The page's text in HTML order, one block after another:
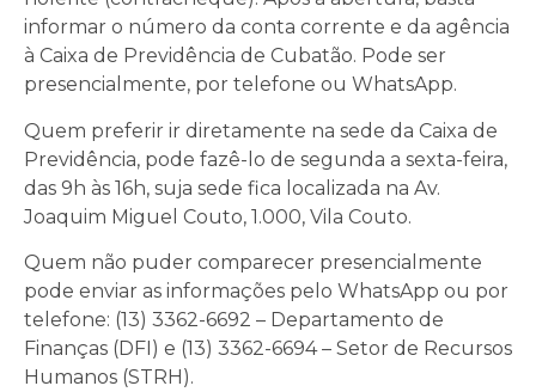
informar o número da conta corrente e da agência
à Caixa de Previdência de Cubatão. Pode ser
presencialmente, por telefone ou WhatsApp.
Quem preferir ir diretamente na sede da Caixa de
Previdência, pode fazê-lo de segunda a sexta-feira,
das 9h às 16h, suja sede fica localizada na Av.
Joaquim Miguel Couto, 1.000, Vila Couto.
Quem não puder comparecer presencialmente
pode enviar as informações pelo WhatsApp ou por
telefone: (13) 3362-6692 – Departamento de
Finanças (DFI) e (13) 3362-6694 – Setor de Recursos
Humanos (STRH).